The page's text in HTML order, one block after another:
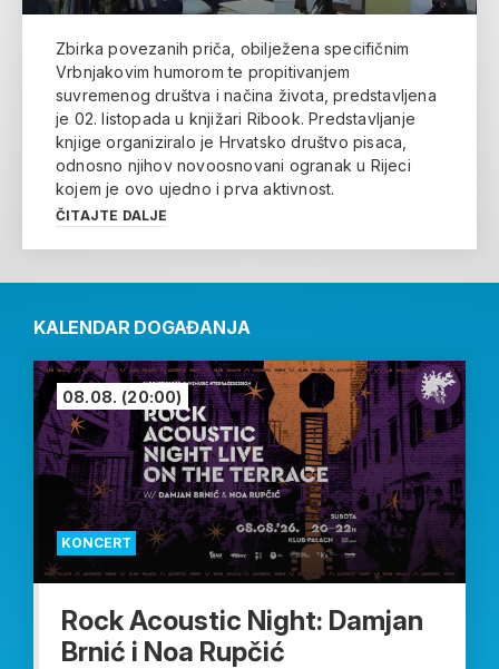
Zbirka povezanih priča, obilježena specifičnim
Vrbnjakovim humorom te propitivanjem
suvremenog društva i načina života, predstavljena
je 02. listopada u knjižari Ribook. Predstavljanje
knjige organiziralo je Hrvatsko društvo pisaca,
odnosno njihov novoosnovani ogranak u Rijeci
kojem je ovo ujedno i prva aktivnost.
ČITAJTE DALJE
KALENDAR DOGAĐANJA
KONCERT
08.08. (20:00)
Rock Acoustic Night: Damjan
Brnić i Noa Rupčić